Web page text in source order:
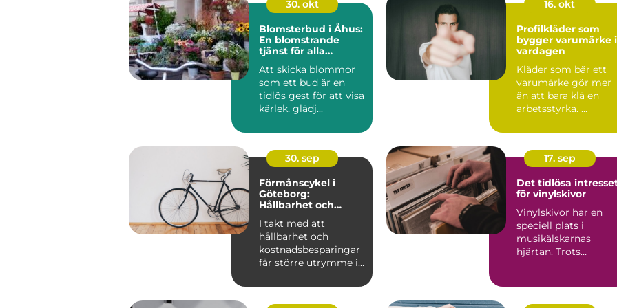
30. okt
Blomsterbud i Åhus:
En blomstrande
tjänst för alla
Att skicka blommor
som ett bud är en
tidlös gest för att visa
kärlek, glädj...
16. okt
Profilkläder som
bygger varumärke i
vardagen
Kläder som bär ett
varumärke gör mer
än att bara klä en
arbetsstyrka. ...
30. sep
Förmånscykel i
Göteborg:
Hållbarhet och
I takt med att
hållbarhet och
kostnadsbesparingar
får större utrymme i
17. sep
Det tidlösa
för vinylskivor
Vinylskivor har en
speciell plats i
musikälskarnas
hjärtan. Trots